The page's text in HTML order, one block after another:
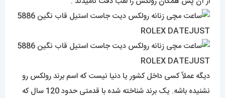
دیگه عملاً کسی داخل کشور یا دنیا نیست که اسم برند رولکس رو
نشنیده باشه. یک برند شناخته شده با قدمتی حدود 120 سال که